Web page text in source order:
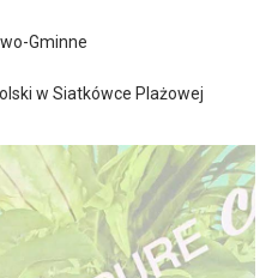
Gminne
w Siatkówce Plażowej